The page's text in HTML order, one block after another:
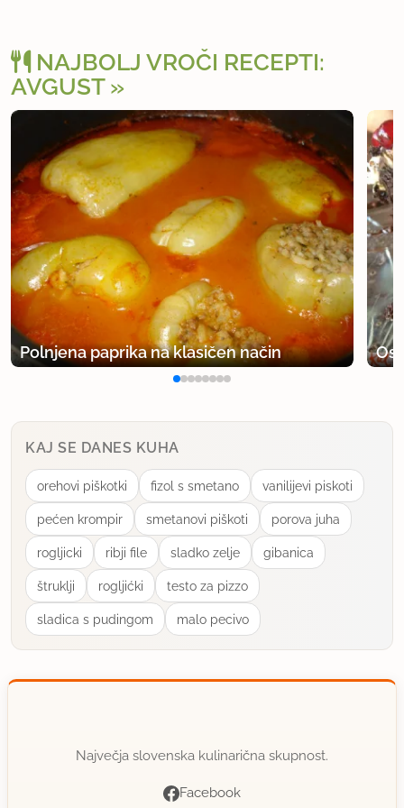
NAJBOLJ VROČI RECEPTI:
AVGUST
Polnjena paprika na klasičen način
KAJ SE DANES KUHA
orehovi piškotki fizol s smetano vanilijevi piskoti
pećen krompir smetanovi piškoti porova juha
rogljicki ribji file sladko zelje gibanica
štruklji rogljićki testo za pizzo
sladica s pudingom malo pecivo
Največja slovenska kulinarična skupnost.
Facebook